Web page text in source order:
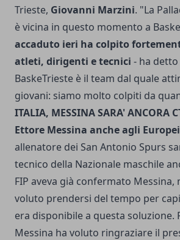
Trieste, Giovanni Marzini. "La
è vicina in questo momento a
accaduto ieri ha colpito
atleti, dirigenti e tecnici - ha
BaskeTrieste è il team dal quale
giovani: siamo molto colpiti da
ITALIA, MESSINA SARA' ANCORA
Ettore Messina anche agli Europei
allenatore dei San Antonio Spurs
tecnico della Nazionale maschile
FIP aveva già confermato Messina,
voluto prendersi del tempo per
era disponibile a questa soluzione.
Messina ha voluto ringraziare il